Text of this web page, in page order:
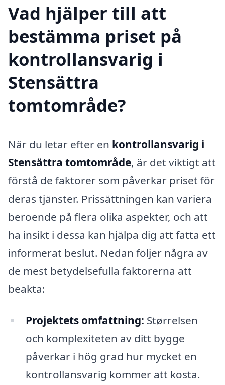
Vad hjälper till att
bestämma priset på
kontrollansvarig i
Stensättra
tomtområde?
När du letar efter en kontrollansvarig i
Stensättra tomtområde, är det viktigt att
förstå de faktorer som påverkar priset för
deras tjänster. Prissättningen kan variera
beroende på flera olika aspekter, och att
ha insikt i dessa kan hjälpa dig att fatta ett
informerat beslut. Nedan följer några av
de mest betydelsefulla faktorerna att
beakta:
Projektets omfattning: Størrelsen
och komplexiteten av ditt bygge
påverkar i hög grad hur mycket en
kontrollansvarig kommer att kosta.